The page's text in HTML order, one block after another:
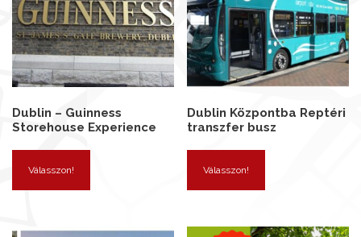
Dublin – Guinness
Storehouse Experience
Válasszon!
Dublin Központba Reptéri
transzfer busz
Válasszon!